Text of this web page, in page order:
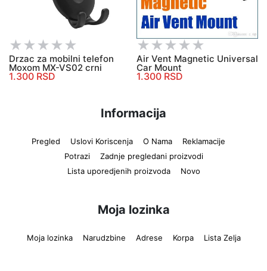
Drzac za mobilni telefon
Moxom MX-VS02 crni
1.300 RSD
Air Vent Magnetic Universal
Car Mount
1.300 RSD
Informacija
Pregled Uslovi Koriscenja O Nama
Reklamacije
Potrazi
Zadnje pregledani proizvodi
Lista uporedjenih proizvoda
Novo
Moja lozinka
Moja lozinka Narudzbine Adrese Korpa Lista Zelja